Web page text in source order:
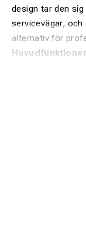
design tar den
servicevägar,
alternativ för
Skifta mellan
Justerbart
Inbyggd